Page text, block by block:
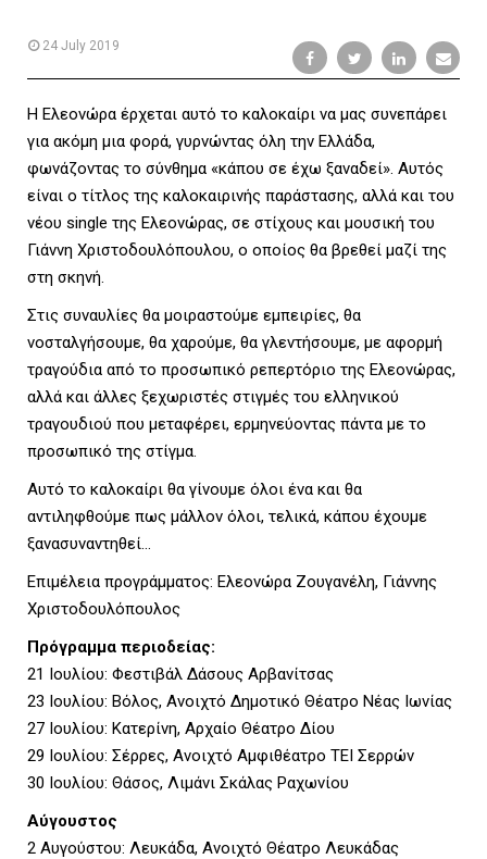
E
M
E
N
24 July 2019
Η Ελεονώρα έρχεται αυτό το καλοκαίρι να µας συνεπάρει
για ακόμη μια φορά, γυρνώντας όλη την Ελλάδα,
φωνάζοντας το σύνθημα «κάπου σε έχω ξαναδεί». Αυτός
είναι ο τίτλος της καλοκαιρινής παράστασης, αλλά και του
νέου single της Ελεονώρας, σε στίχους και μουσική του
Γιάννη Χριστοδουλόπουλου, ο οποίος θα βρεθεί μαζί της
στη σκηνή.
Στις συναυλίες θα μοιραστούμε εμπειρίες, θα
νοσταλγήσουμε, θα χαρούμε, θα γλεντήσουμε, µε αφορμή
τραγούδια από το προσωπικό ρεπερτόριο της Ελεονώρας,
αλλά και άλλες ξεχωριστές στιγμές του ελληνικού
τραγουδιού που μεταφέρει, ερμηνεύοντας πάντα µε το
προσωπικό της στίγμα.
Αυτό το καλοκαίρι θα γίνουμε όλοι ένα και θα
αντιληφθούμε πως µάλλον όλοι, τελικά, κάπου έχουμε
ξανασυναντηθεί…
Επιμέλεια προγράμματος: Ελεονώρα Ζουγανέλη, Γιάννης
Χριστοδουλόπουλος
Πρόγραμμα περιοδείας:
21 Ιουλίου: Φεστιβάλ Δάσους Αρβανίτσας
23 Ιουλίου: Βόλος, Ανοιχτό Δημοτικό Θέατρο Νέας Ιωνίας
27 Ιουλίου: Κατερίνη, Αρχαίο Θέατρο Δίου
29 Ιουλίου: Σέρρες, Ανοιχτό Αμφιθέατρο ΤΕΙ Σερρών
30 Ιουλίου: Θάσος, Λιμάνι Σκάλας Ραχωνίου
Αύγουστος
2 Αυγούστου: Λευκάδα, Ανοιχτό Θέατρο Λευκάδας